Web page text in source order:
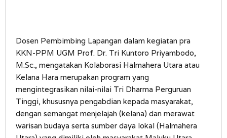
Dosen Pembimbing Lapangan dalam kegiatan pra
KKN-PPM UGM Prof. Dr. Tri Kuntoro Priyambodo,
M.Sc., mengatakan Kolaborasi Halmahera Utara atau
Kelana Hara merupakan program yang
mengintegrasikan nilai-nilai Tri Dharma Perguruan
Tinggi, khususnya pengabdian kepada masyarakat,
dengan semangat menjelajah (kelana) dan merawat
warisan budaya serta sumber daya lokal (Halmahera